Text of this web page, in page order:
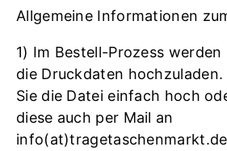
Allgemeine Informationen
1) Im Bestell-Prozess
die Druckdaten
Sie die Datei einfach hoch
diese auch per Mail an